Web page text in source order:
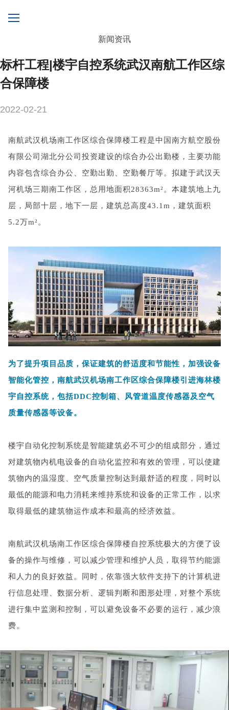
新闻资讯
标杆工程|楼宇自控系统武汉南航工作区综
合保障楼
2022-02-21
南航武汉机场南工作区综合保障楼工程是中国南方航空股份
有限公司湖北分公司投资建设的综合办公出勤楼， 主要功能
内容包含综合办公、空勤出勤、空勤餐厅等。拟建于武汉天
河机场三期南工作区，总用地面积28363m²。本建筑地上九
层，局部十层，地下一层，建筑总高度43.1m，建筑面积
5.2万m²。
为了提升项目品质，保证建筑的舒适度和节能性，加强设备
智能化管控，南航武汉机场南工作区综合保障楼引进海林楼
宇自控系统，包括DDC控制箱、风管道温度传感器及空气
质量传感器等设备。
楼宇自动化控制系统是智能建筑必不可少的组成部分，通过
对建筑物内机电设备的自动化监控和有效的管理，可以使建
筑物内的温湿度、空气质量控制达到最舒适的程度，同时以
最低的能源和电力消耗来维持系统和设备的正常工作，以求
取得最低的建筑物运作成本和最高的经济效益。
南航武汉机场南工作区综合保障楼 自控系统极大的方便了设
备的操作与维修，可以减少管理和维护人员，取得节约能源
和人力的良好效益。同时，依靠强大软件支持下的计算机进
行信息处理、数据分析、逻辑判断和图形处理，对整个系统
进行集中监测和控制，可以避免设备不必要的运行，减少浪
费。